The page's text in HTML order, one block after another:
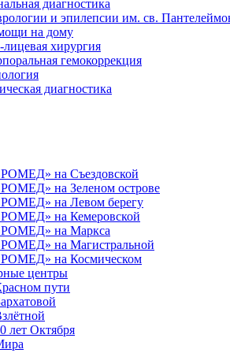
диагностика
и эпилепсии им. св.
на дому
хирургия
гемокоррекция
диагностика
на Съездовской
на Зеленом острове
на Левом берегу
на Кемеровской
на Маркса
на Магистральной
на Космическом
центры
пути
лет Октября